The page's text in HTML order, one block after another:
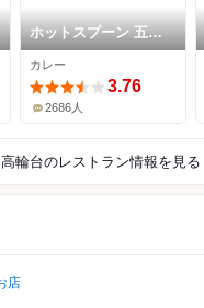
ホットスプーン 五反
田店
カレー
3.76
2686人
輪台のレストラン情報を見る
店